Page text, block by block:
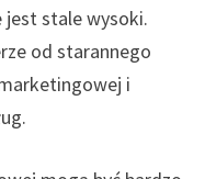
jest stale wysoki.
od starannego
i